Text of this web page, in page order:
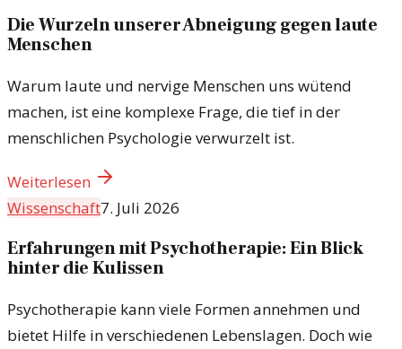
Die Wurzeln unserer Abneigung gegen laute
Menschen
Warum laute und nervige Menschen uns wütend
machen, ist eine komplexe Frage, die tief in der
menschlichen Psychologie verwurzelt ist.
Weiterlesen
Wissenschaft7. Juli 2026
Erfahrungen mit Psychotherapie: Ein Blick
hinter die Kulissen
Psychotherapie kann viele Formen annehmen und
bietet Hilfe in verschiedenen Lebenslagen. Doch wie